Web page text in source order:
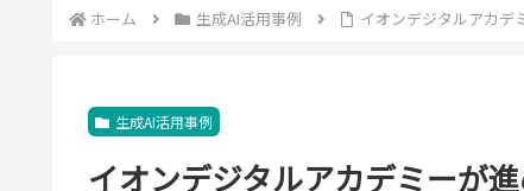
ホーム 生成AI活用事例 イオンデジタルアカデ
生成AI活用事例
イオンデジタルアカデミーが